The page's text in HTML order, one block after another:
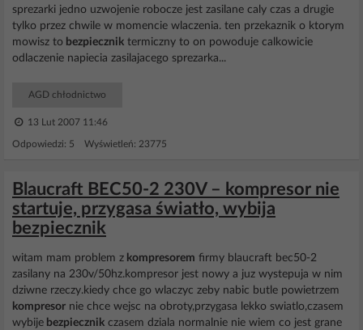
sprezarki jedno uzwojenie robocze jest zasilane caly czas a drugie
tylko przez chwile w momencie wlaczenia. ten przekaznik o ktorym
mowisz to bezpiecznik termiczny to on powoduje calkowicie
odlaczenie napiecia zasilajacego sprezarka...
AGD chłodnictwo
13 Lut 2007 11:46
Odpowiedzi: 5 Wyświetleń: 23775
Blaucraft BEC50-2 230V – kompresor nie
startuje, przygasa światło, wybija
bezpiecznik
witam mam problem z kompresorem firmy blaucraft bec50-2
zasilany na 230v/50hz.kompresor jest nowy a juz wystepuja w nim
dziwne rzeczy.kiedy chce go wlaczyc zeby nabic butle powietrzem
kompresor nie chce wejsc na obroty,przygasa lekko swiatlo,czasem
wybije bezpiecznik czasem dziala normalnie nie wiem co jest grane